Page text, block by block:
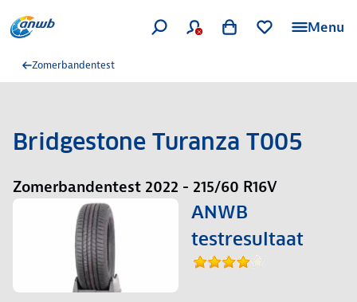
Menu
Zomerbandentest
Bridgestone Turanza T005
Zomerbandentest 2022 - 215/60 R16V
ANWB
testresultaat